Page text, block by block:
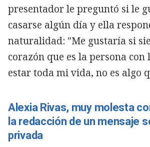
presentador le preguntó si le
casarse algún día y ella
naturalidad: "Me gustaría si
corazón que es la persona
estar toda mi vida, no es algo
Alexia Rivas, muy molesta
la redacción de un mensaje
privada